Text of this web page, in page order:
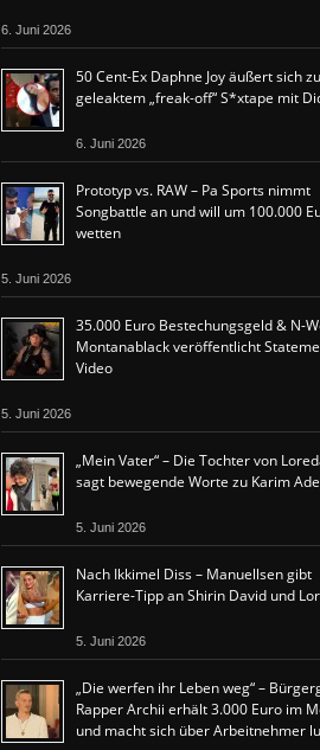
6. Juni 2026
50 Cent-Ex Daphne Joy äußert sich zu
geleaktem „freak-off“ S*xtape mit
6. Juni 2026
Prototyp vs. RAW – Pa Sports nimmt
Songbattle an und will um 100.000
wetten
5. Juni 2026
35.000 Euro Bestechungsgeld & N-
Montanablack veröffentlicht
Video
5. Juni 2026
„Mein Vater“ – Die Tochter von
sagt bewegende Worte zu Karim
5. Juni 2026
Nach Ikkimel Diss – Manuellsen gibt
Karriere-Tipp an Shirin David und
5. Juni 2026
„Die werfen ihr Leben weg“ –
Rapper Archii erhält 3.000 Euro im
und macht sich über Arbeitnehmer